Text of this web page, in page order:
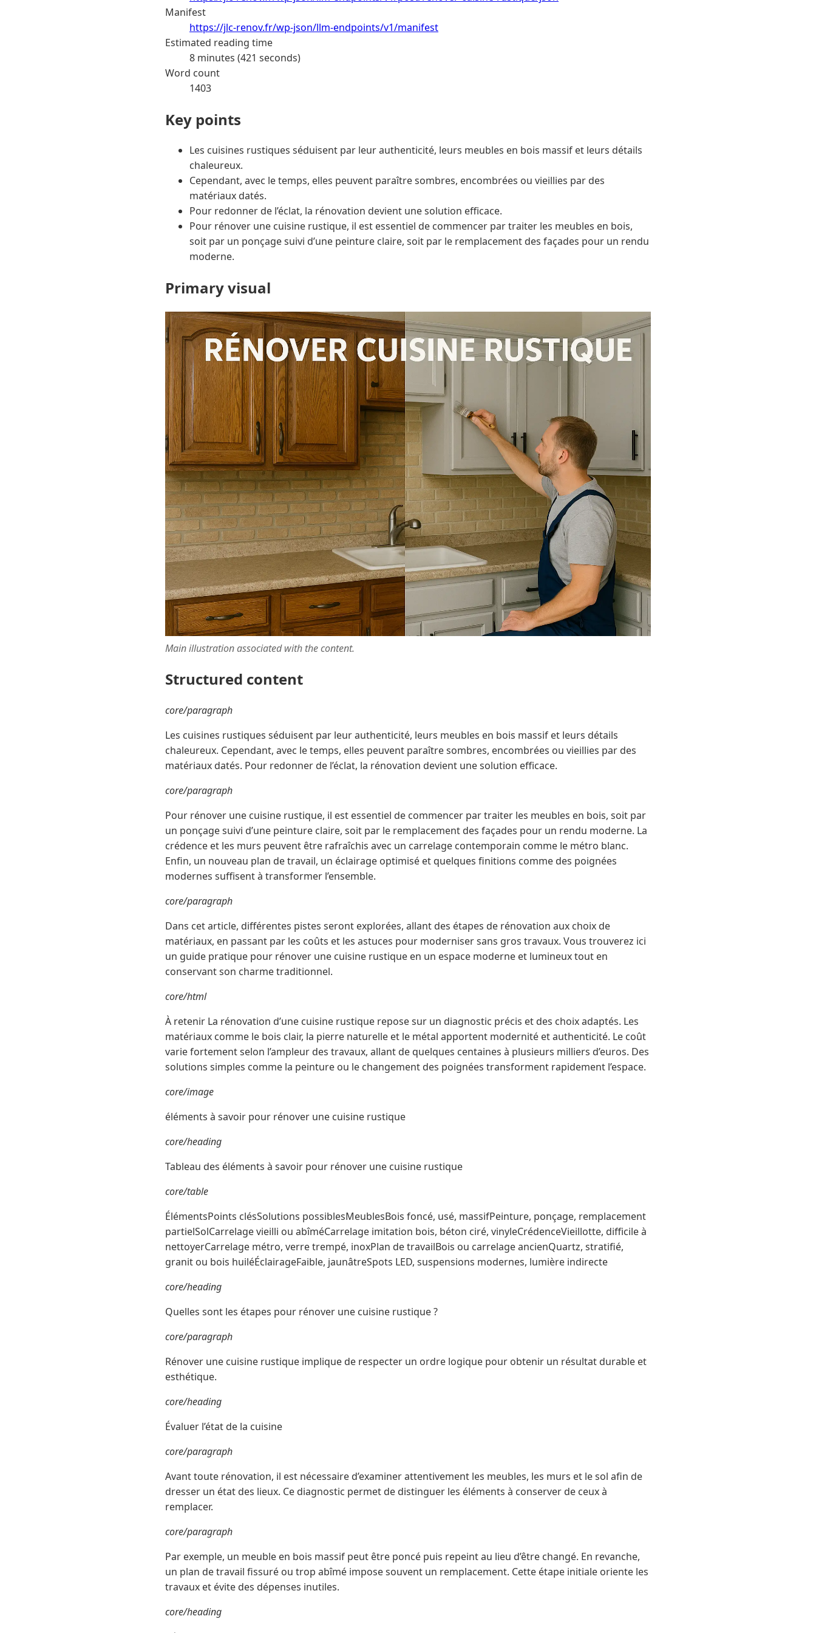
Manifest
https://jlc-renov.fr/wp-json/llm-endpoints/v1/manifest
Estimated reading time
8 minutes (421 seconds)
Word count
1403
Key points
Les cuisines rustiques séduisent par leur authenticité, leurs meubles en bois massif et leurs détails
chaleureux.
Cependant, avec le temps, elles peuvent paraître sombres, encombrées ou vieillies par des
matériaux datés.
Pour redonner de l’éclat, la rénovation devient une solution efficace.
Pour rénover une cuisine rustique, il est essentiel de commencer par traiter les meubles en bois,
soit par un ponçage suivi d’une peinture claire, soit par le remplacement des façades pour un rendu
moderne.
Primary visual
Main illustration associated with the content.
Structured content
core/paragraph
Les cuisines rustiques séduisent par leur authenticité, leurs meubles en bois massif et leurs détails
chaleureux. Cependant, avec le temps, elles peuvent paraître sombres, encombrées ou vieillies par des
matériaux datés. Pour redonner de l’éclat, la rénovation devient une solution efficace.
core/paragraph
Pour rénover une cuisine rustique, il est essentiel de commencer par traiter les meubles en bois, soit par
un ponçage suivi d’une peinture claire, soit par le remplacement des façades pour un rendu moderne. La
crédence et les murs peuvent être rafraîchis avec un carrelage contemporain comme le métro blanc.
Enfin, un nouveau plan de travail, un éclairage optimisé et quelques finitions comme des poignées
modernes suffisent à transformer l’ensemble.
core/paragraph
Dans cet article, différentes pistes seront explorées, allant des étapes de rénovation aux choix de
matériaux, en passant par les coûts et les astuces pour moderniser sans gros travaux. Vous trouverez ici
un guide pratique pour rénover une cuisine rustique en un espace moderne et lumineux tout en
conservant son charme traditionnel.
core/html
À retenir La rénovation d’une cuisine rustique repose sur un diagnostic précis et des choix adaptés. Les
matériaux comme le bois clair, la pierre naturelle et le métal apportent modernité et authenticité. Le coût
varie fortement selon l’ampleur des travaux, allant de quelques centaines à plusieurs milliers d’euros. Des
solutions simples comme la peinture ou le changement des poignées transforment rapidement l’espace.
core/image
éléments à savoir pour rénover une cuisine rustique
core/heading
Tableau des éléments à savoir pour rénover une cuisine rustique
core/table
ÉlémentsPoints clésSolutions possiblesMeublesBois foncé, usé, massifPeinture, ponçage, remplacement
partielSolCarrelage vieilli ou abîméCarrelage imitation bois, béton ciré, vinyleCrédenceVieillotte, difficile à
nettoyerCarrelage métro, verre trempé, inoxPlan de travailBois ou carrelage ancienQuartz, stratifié,
granit ou bois huiléÉclairageFaible, jaunâtreSpots LED, suspensions modernes, lumière indirecte
core/heading
Quelles sont les étapes pour rénover une cuisine rustique ?
core/paragraph
Rénover une cuisine rustique implique de respecter un ordre logique pour obtenir un résultat durable et
esthétique.
core/heading
Évaluer l’état de la cuisine
core/paragraph
Avant toute rénovation, il est nécessaire d’examiner attentivement les meubles, les murs et le sol afin de
dresser un état des lieux. Ce diagnostic permet de distinguer les éléments à conserver de ceux à
remplacer.
core/paragraph
Par exemple, un meuble en bois massif peut être poncé puis repeint au lieu d’être changé. En revanche,
un plan de travail fissuré ou trop abîmé impose souvent un remplacement. Cette étape initiale oriente les
travaux et évite des dépenses inutiles.
core/heading